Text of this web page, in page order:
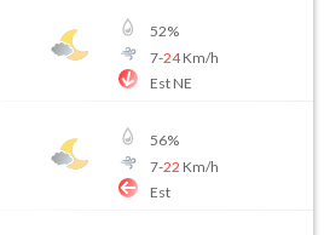
52%
7-24Km/h
Est NE
56%
7-22 Km/h
Est